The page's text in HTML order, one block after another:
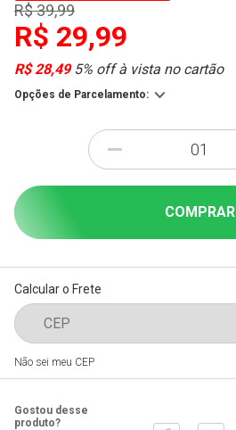
R$ 39,99
R$ 29,99
R$ 28,495% off à vista no cartão
Opções de Parcelamento:
-
COMPRAR
Calcular o Frete
Não sei meu CEP
Gostou desse
produto?